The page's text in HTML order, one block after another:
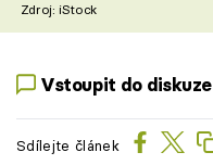
Zdroj: iStock
Vstoupit do diskuze
Sdílejte článek